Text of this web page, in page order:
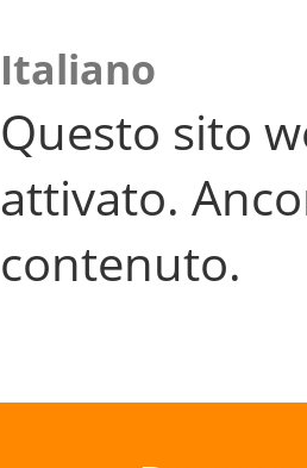
Italiano
Questo sito
attivato.
contenuto.